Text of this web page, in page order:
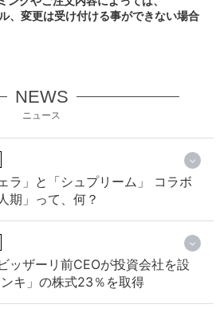
、変更は受け付ける事ができない場合
NEWS
ニュース
ラ」と「シュプリーム」 コラボ
期」って、何？
ッザーリ前CEOが投資会社を設
キ」の株式23％を取得